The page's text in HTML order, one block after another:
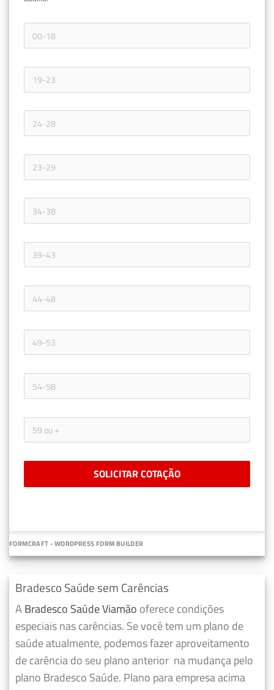
SOLICITAR COTAÇÃO
FORMCRAFT - WORDPRESS FORM BUILDER
Bradesco Saúde sem Carências
A Bradesco Saúde Viamão oferece condições
especiais nas carências. Se você tem um plano de
saúde atualmente, podemos fazeraproveitamento
de carência do seu plano anterior na mudança pelo
plano Bradesco Saúde. Plano para empresa acima